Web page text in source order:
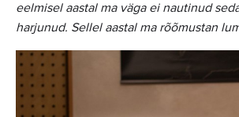
eelmisel aastal ma väga ei nautinud
harjunud. Sellel aastal ma rõõmustan